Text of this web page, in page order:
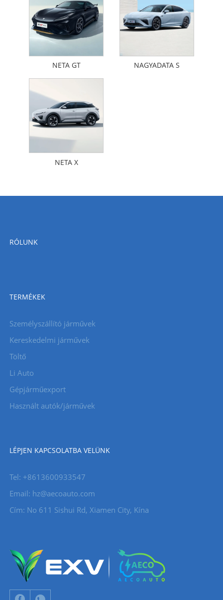
NETA GT NAGYADATA S
NETA X
RÓLUNK
TERMÉKEK
Személyszállító járművek
Kereskedelmi járművek
Töltő
Li Auto
Gépjárműexport
Használt autók/járművek
LÉPJEN KAPCSOLATBA VELÜNK
Tel: +8613600933547
Email: hz@aecoauto.com
Cím: No 611 Sishui Rd, Xiamen City, Kína